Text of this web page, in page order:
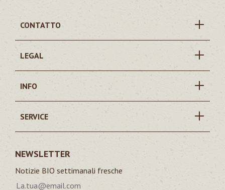
CONTATTO
LEGAL
INFO
SERVICE
NEWSLETTER
Notizie BIO settimanali fresche